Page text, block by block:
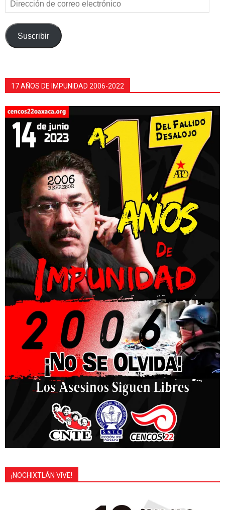
de
correo
electrónico
Suscribir
17 AÑOS DE IMPUNIDAD 2006-2022
¡NOCHIXTLÁN VIVE!